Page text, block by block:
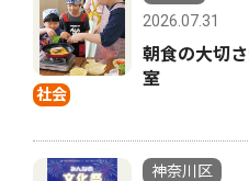
社会
2026.07.31
朝食の大切
室
神奈川区